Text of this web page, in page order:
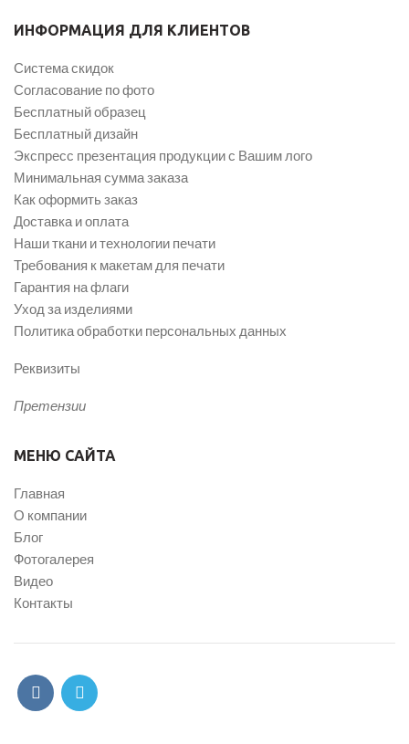
ИНФОРМАЦИЯ ДЛЯ КЛИЕНТОВ
Система скидок
Согласование по фото
Бесплатный образец
Бесплатный дизайн
Экспресс презентация продукции с Вашим лого
Минимальная сумма заказа
Как оформить заказ
Доставка и оплата
Наши ткани и технологии печати
Требования к макетам для печати
Гарантия на флаги
Уход за изделиями
Политика обработки персональных данных
Реквизиты
Претензии
МЕНЮ САЙТА
Главная
О компании
Блог
Фотогалерея
Видео
Контакты